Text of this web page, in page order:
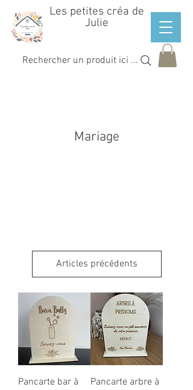
Les petites créa de
Julie
Rechercher un produit ici ...
Mariage
Articles précédents
Pancarte bar à
Pancarte arbre à